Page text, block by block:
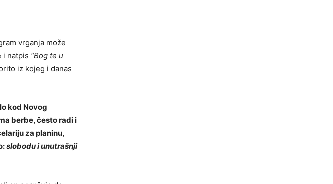
vrganja može
i natpis “Bog te u
iz kojeg i danas
kod Novog
berbe, često radi i
za planinu,
slobodu i unutrašnji